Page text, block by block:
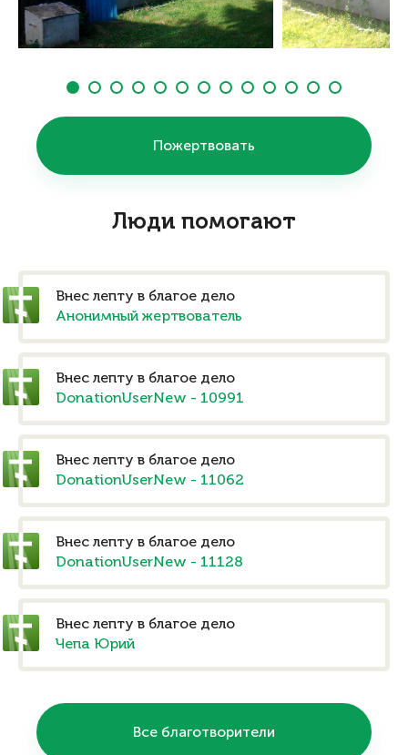
Пожертвовать
Люди помогают
Внес лепту в благое дело
Анонимный жертвователь
Внес лепту в благое дело
DonationUserNew - 10991
Внес лепту в благое дело
DonationUserNew - 11062
Внес лепту в благое дело
DonationUserNew - 11128
Внес лепту в благое дело
Чепа Юрий
Все благотворители